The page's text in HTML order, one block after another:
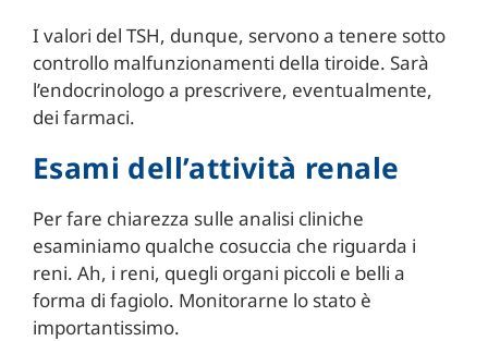
I valori del TSH, dunque, servono a tenere sotto
controllo malfunzionamenti della tiroide. Sarà
l’endocrinologo a prescrivere, eventualmente,
dei farmaci.
Esami dell’attività renale
Per fare chiarezza sulle analisi cliniche
esaminiamo qualche cosuccia che riguarda i
reni. Ah, i reni, quegli organi piccoli e belli a
forma di fagiolo. Monitorarne lo stato è
importantissimo.